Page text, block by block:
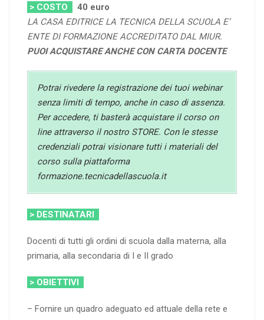
> COSTO 40 euro
LA CASA EDITRICE LA TECNICA DELLA SCUOLA E’
ENTE DI FORMAZIONE ACCREDITATO DAL MIUR.
PUOI ACQUISTARE ANCHE CON CARTA DOCENTE
Potrai rivedere la registrazione dei tuoi webinar
senza limiti di tempo, anche in caso di assenza.
Per accedere, ti basterà acquistare il corso on
line attraverso il nostro STORE. Con le stesse
credenziali potrai visionare tutti i materiali del
corso sulla piattaforma
formazione.tecnicadellascuola.it
> DESTINATARI
Docenti di tutti gli ordini di scuola dalla materna, alla
primaria, alla secondaria di I e II grado
> OBIETTIVI
– Fornire un quadro adeguato ed attuale della rete e